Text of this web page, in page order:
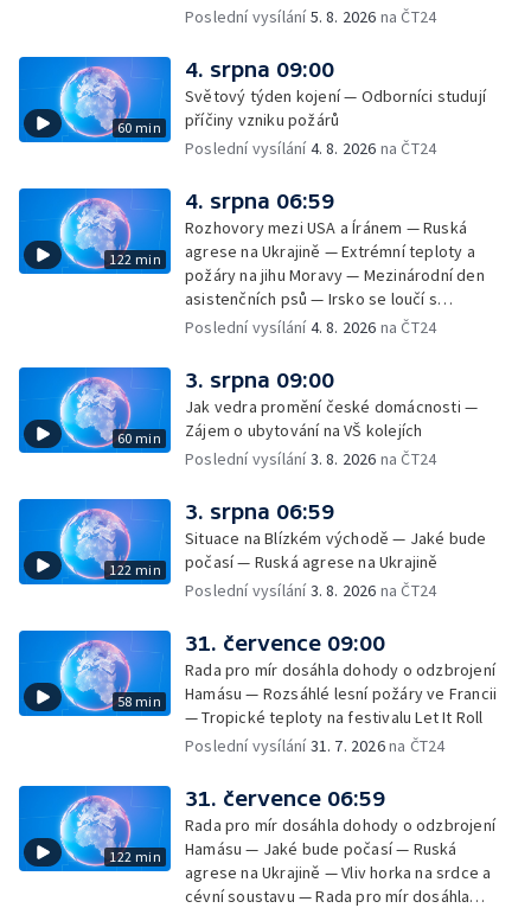
Ukrajině — Vliv veder na lidské orgány — Při
— Třem obcím na Brněnsku dočasně došla
pitná voda — SP v orientačním běhu v Česku
— Horko a požáry sužují Evropu — Rybářský
příměstský tábor
Poslední vysílání5. 8. 2026 na ČT24
60 min
4. srpna 09:00
Světový týden kojení — Odborníci studují
příčiny vzniku požárů
Poslední vysílání4. 8. 2026 na ČT24
122 min
4. srpna 06:59
Rozhovory mezi USA a Íránem — Ruská
agrese na Ukrajině — Extrémní teploty a
požáry na jihu Moravy — Mezinárodní den
asistenčních psů — Irsko se loučí s
hudebníkem Glenem Hansardem
Poslední vysílání4. 8. 2026 na ČT24
60 min
3. srpna 09:00
Jak vedra promění české domácnosti —
Zájem o ubytování na VŠ kolejích
Poslední vysílání3. 8. 2026 na ČT24
122 min
3. srpna 06:59
Situace na Blízkém východě — Jaké bude
počasí — Ruská agrese na Ukrajině
Poslední vysílání3. 8. 2026 na ČT24
58 min
31. července 09:00
Rada pro mír dosáhla dohody o odzbrojení
Hamásu — Rozsáhlé lesní požáry ve Francii
— Tropické teploty na festivalu Let It Roll
Poslední vysílání31. 7. 2026na ČT24
122 min
31. července 06:59
Rada pro mír dosáhla dohody o odzbrojení
Hamásu — Jaké bude počasí — Ruská
agrese na Ukrajině — Vliv horka na srdce a
cévní soustavu — Rada pro mír dosáhla